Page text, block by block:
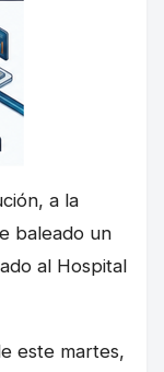
a la
baleado un
al Hospital
este martes,